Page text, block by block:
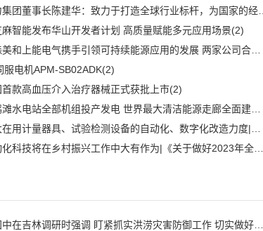
恒力集团董事长陈建华：致力于打造全球行业标杆，为国家的经济高质量发展贡献更大力量|上海电气集团党委书记、董事长吴磊来访
麻智能发布华山开发者计划 高质量赋能多元应用场景(2)
(2) 安森美和上能电气携手引领可持续能源应用的发展 两家公司合作开发高性能储能和太阳能组串式逆变器方案 以实现可持续的未来
服电机APM-SB02ADK(2)
首款高血压介入治疗器械正式获批上市(2)
白鹤滩水电站全部机组投产发电 世界最大清洁能源走廊全面建成|将为建设新型能源体系、保障国家能源安全、实现“双碳”目标提供有力支撑
(1)
(1) 自动化科技将在乡村振兴工作中大有作为|《关于做好2023年全面推进乡村振兴重点工作的意见》发布
刘国中在吉林调研时强调 盯紧抓实洪涝灾害防御工作 切实做好农业防灾减灾